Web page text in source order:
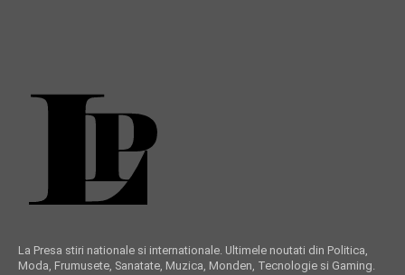
La Presa stiri nationale si internationale. Ultimele noutati din Politica,
Moda, Frumusete, Sanatate, Muzica, Monden, Tecnologie si Gaming.